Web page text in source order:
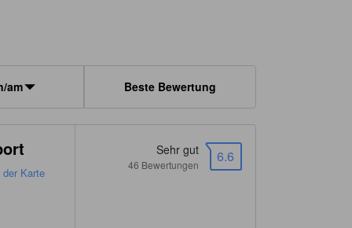
am Beste Bewertung
Karte
6.6
Sehr gut
46 Bewertungen